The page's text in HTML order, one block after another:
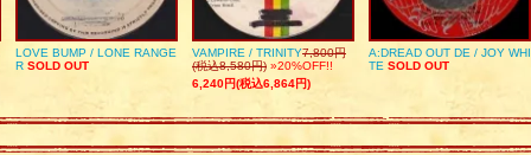
LOVE BUMP / LONE RANGE
R SOLD OUT
VAMPIRE / TRINITY7,800円
(税込8,580円) »20%OFF!!
6,240円(税込6,864円)
A:DREAD OUT DE / JOY WHI
TE SOLD OUT